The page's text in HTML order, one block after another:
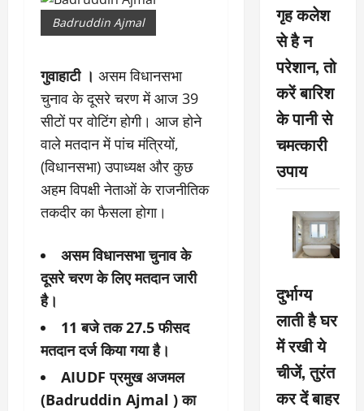
Badruddin Ajmal
गुवाहाटी । असम विधानसभा
चुनाव के दूसरे चरण में आज 39
सीटों पर वोटिंग होगी। आज होने
वाले मतदान में पांच मंत्रियों,
(विधानसभा) उपाध्यक्ष और कुछ
अहम विपक्षी नेताओं के राजनीतिक
तकदीर का फैसला होगा।
असम विधानसभा चुनाव के
दूसरे चरण के लिए मतदान जारी
है।
11 बजे तक 27.5 फीसद
मतदान दर्ज किया गया है।
AIUDF प्रमुख अजमल
(Badruddin Ajmal ) का
गृह कलेश
से है न
परेशान, तो
करें बारिश
के पानी से
चमत्कारी
उपाय
दुर्भाग्य
लाती है घर
में रखी ये
चीजें, तुरंत
कर दें बाहर